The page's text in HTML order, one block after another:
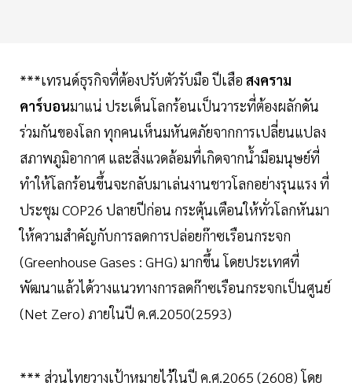
***เทรนด์ธุรกิจที่ต้องปรับตัวรับมือ ปีเสือ สงคราม
คาร์บอนมาแน่ ประเด็นโลกร้อนเป็นวาระที่ต้องผลักดัน
ร่วมกันของโลก ทุกคนเห็นมหันตภัยจากการเปลี่ยนแปลง
สภาพภูมิอากาศ และสิ่งแวดล้อมที่เกิดจากน้ำมือมนุษย์ที่
ทำให้โลกร้อนขึ้นจะกลับมาเล่นงานชาวโลกอย่างรุนแรง ที่
ประชุม COP26 ปลายปีก่อน กระตุ้นเตือนให้ทั่วโลกหันมา
ให้ความสำคัญกับการลดการปล่อยก๊าซเรือนกระจก
(Greenhouse Gases : GHG) มากขึ้น โดยประเทศที่
พัฒนาแล้วได้วางแนวทางการลดก๊าซเรือนกระจกเป็นศูนย์
(Net Zero) ภายในปี ค.ศ.2050(2593)
*** ส่วนไทยวางเป้าหมายไว้ในปี ค.ศ.2065 (2608) โดย